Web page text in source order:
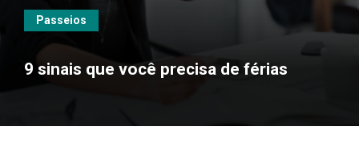
Passeios
9 sinais que você precisa de férias